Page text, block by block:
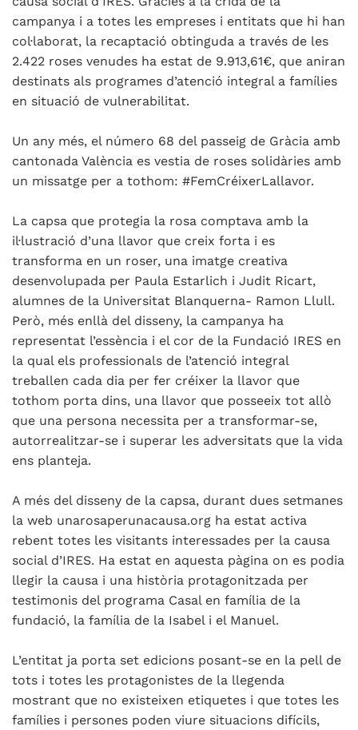
campanya i a totes les empreses i entitats que hi han
col·laborat, la recaptació obtinguda a través de les
2.422 roses venudes ha estat de 9.913,61€, que aniran
destinats als programes d’atenció integral a famílies
en situació de vulnerabilitat.
Un any més, el número 68 del passeig de Gràcia amb
cantonada València es vestia de roses solidàries amb
un missatge per a tothom: #FemCréixerLallavor.
La capsa que protegia la rosa comptava amb la
il·lustració d’una llavor que creix forta i es
transforma en un roser, una imatge creativa
desenvolupada per Paula Estarlich i Judit Ricart,
alumnes de la Universitat Blanquerna- Ramon Llull.
Però, més enllà del disseny, la campanya ha
representat l’essència i el cor de la Fundació IRES en
la qual els professionals de l’atenció integral
treballen cada dia per fer créixer la llavor que
tothom porta dins, una llavor que posseeix tot allò
que una persona necessita per a transformar-se,
autorrealitzar-se i superar les adversitats que la vida
ens planteja.
A més del disseny de la capsa, durant dues setmanes
la web unarosaperunacausa.org ha estat activa
rebent totes les visitants interessades per la causa
social d’IRES. Ha estat en aquesta pàgina on es podia
llegir la causa i una història protagonitzada per
testimonis del programa Casal en família de la
fundació, la família de la Isabel i el Manuel.
L’entitat ja porta set edicions posant-se en la pell de
tots i totes les protagonistes de la llegenda
mostrant que no existeixen etiquetes i que totes les
famílies i persones poden viure situacions difícils,